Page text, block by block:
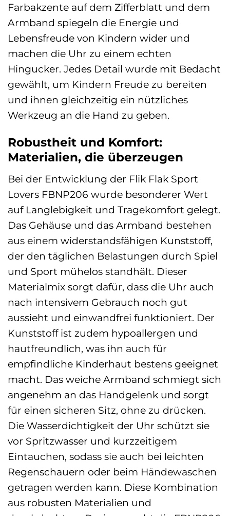
Farbakzente auf dem Zifferblatt und dem
Armband spiegeln die Energie und
Lebensfreude von Kindern wider und
machen die Uhr zu einem echten
Hingucker. Jedes Detail wurde mit Bedacht
gewählt, um Kindern Freude zu bereiten
und ihnen gleichzeitig ein nützliches
Werkzeug an die Hand zu geben.
Robustheit und Komfort:
Materialien, die überzeugen
Bei der Entwicklung der Flik Flak Sport
Lovers FBNP206 wurde besonderer Wert
auf Langlebigkeit und Tragekomfort gelegt.
Das Gehäuse und das Armband bestehen
aus einem widerstandsfähigen Kunststoff,
der den täglichen Belastungen durch Spiel
und Sport mühelos standhält. Dieser
Materialmix sorgt dafür, dass die Uhr auch
nach intensivem Gebrauch noch gut
aussieht und einwandfrei funktioniert. Der
Kunststoff ist zudem hypoallergen und
hautfreundlich, was ihn auch für
empfindliche Kinderhaut bestens geeignet
macht. Das weiche Armband schmiegt sich
angenehm an das Handgelenk und sorgt
für einen sicheren Sitz, ohne zu drücken.
Die Wasserdichtigkeit der Uhr schützt sie
vor Spritzwasser und kurzzeitigem
Eintauchen, sodass sie auch bei leichten
Regenschauern oder beim Händewaschen
getragen werden kann. Diese Kombination
aus robusten Materialien und